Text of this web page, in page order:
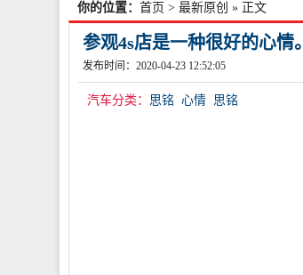
你的位置： 首页 > 最新原创 » 正文
参观4s店是一种很好的心情。
发布时间：2020-04-23 12:52:05
汽车分类： 思铭 心情 思铭